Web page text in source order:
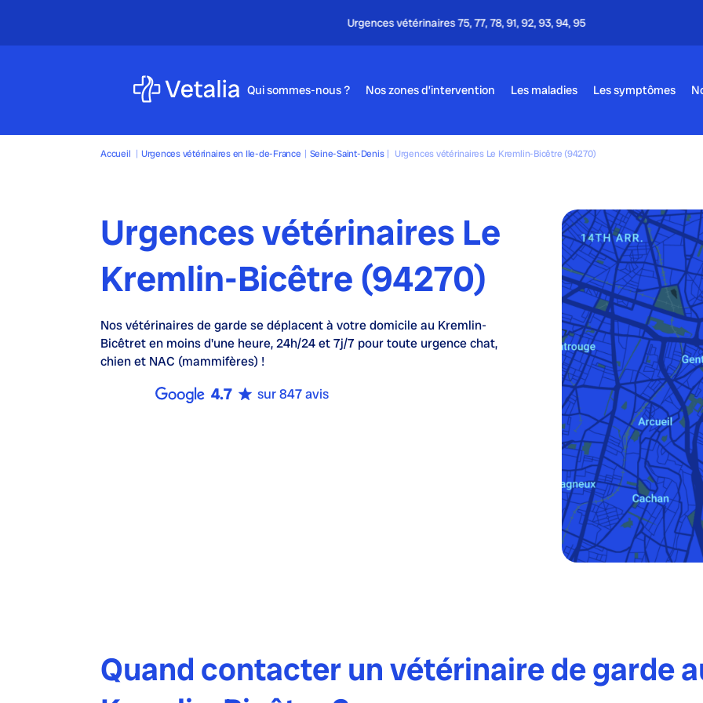
Appel gratuit - 24h/24 & 7j/7
Qui sommes-nous ? Nos zones d’intervention Les maladies Les symptômes
Accueil | Urgences vétérinaires en Ile-de-France | Seine-Saint-Denis | Urgences vétérinaires Le Kremlin-Bicêtre (94270)
Urgences vétérinaires Le
Kremlin-Bicêtre (94270)
Nosvétérinaires de gardese déplacent à votre domicile au Kremlin-
Bicêtret en moins d'une heure,24h/24 et 7j/7 pour toute urgence chat,
chien et NAC (mammifères) !
4.7 sur 847 avis
Quand contacter un vétérinaire de garde